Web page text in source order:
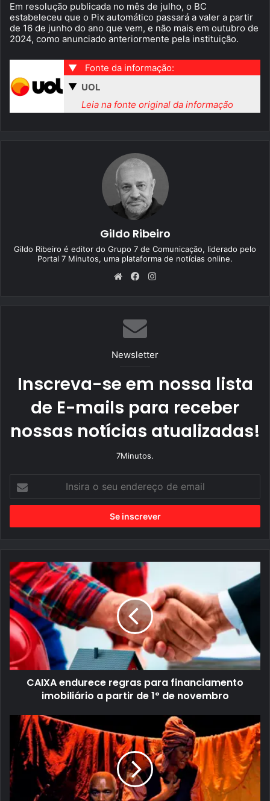
Em resolução publicada no mês de julho, o BC
estabeleceu que o Pix automático passará a valer a partir
de 16 de junho do ano que vem, e não mais em outubro de
2024, como anunciado anteriormente pela instituição.
▼
Fonte da informação:
▼ UOL
Leia na fonte original da informação
Gildo Ribeiro
Gildo Ribeiro é editor do Grupo 7 de Comunicação, liderado pelo
Portal 7 Minutos, uma plataforma de notícias online.
We
Fa
ok
Newsletter
Inscreva-se em nossa lista
de E-mails para receber
nossas notícias atualizadas!
7Minutos.
i
a
u
e
n
d
e
r
e
ç
o
e
e
C
A
I
X
A
e
n
d
u
e
c
p
a
r
a
f
CAIXA endurece regras para financiamento
imobiliário a partir de 1º de novembro
u
g
a
d